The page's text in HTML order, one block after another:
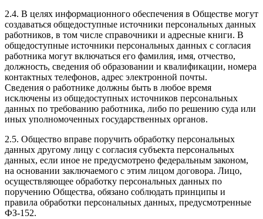
2.4. В целях информационного обеспечения в Обществе могут
создаваться общедоступные источники персональных данных
работников, в том числе справочники и адресные книги. В
общедоступные источники персональных данных с согласия
работника могут включаться его фамилия, имя, отчество,
должность, сведения об образовании и квалификации, номера
контактных телефонов, адрес электронной почты.
Сведения о работнике должны быть в любое время
исключены из общедоступных источников персональных
данных по требованию работника, либо по решению суда или
иных уполномоченных государственных органов.
2.5. Общество вправе поручить обработку персональных
данных другому лицу с согласия субъекта персональных
данных, если иное не предусмотрено федеральным законом,
на основании заключаемого с этим лицом договора. Лицо,
осуществляющее обработку персональных данных по
поручению Общества, обязано соблюдать принципы и
правила обработки персональных данных, предусмотренные
ФЗ-152.